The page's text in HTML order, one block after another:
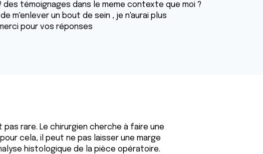
témoignages dans le meme contexte que moi ?
m'enlever un bout de sein , je n'aurai plus
pour vos réponses
rare. Le chirurgien cherche à faire une
cela, il peut ne pas laisser une marge
histologique de la pièce opératoire.